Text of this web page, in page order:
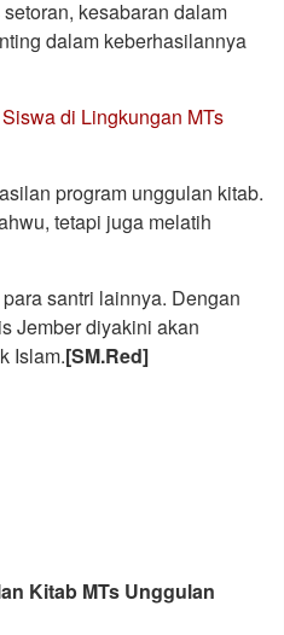
kesabaran dalam
dalam keberhasilannya
di Lingkungan MTs
program unggulan kitab.
tetapi juga melatih
santri lainnya. Dengan
Jember diyakini akan
Islam.[SM.Red]
MTs Unggulan